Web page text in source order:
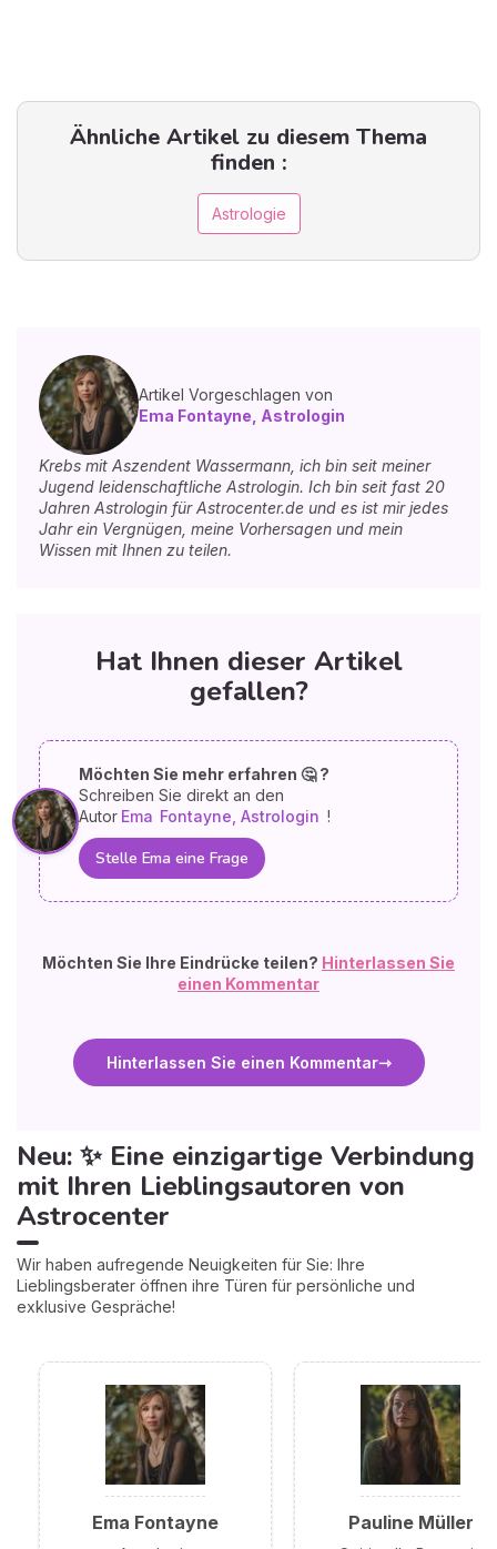
Ähnliche Artikel zu diesem Thema
finden :
Astrologie
Artikel Vorgeschlagen von
Ema Fontayne, Astrologin
Krebs mit Aszendent Wassermann, ich bin seit meiner
Jugend leidenschaftliche Astrologin. Ich bin seit fast 20
Jahren Astrologin für Astrocenter.de und es ist mir jedes
Jahr ein Vergnügen, meine Vorhersagen und mein
Wissen mit Ihnen zu teilen.
Hat Ihnen dieser Artikel
gefallen?
Möchten Sie mehr erfahren 🤔 ?
Schreiben Sie direkt an den
Autor Ema Fontayne, Astrologin !
Stelle Ema eine Frage
Möchten Sie Ihre Eindrücke teilen? Hinterlassen Sie
einen Kommentar
Hinterlassen Sie einen Kommentar
Neu: ✨ Eine einzigartige Verbindung
mit Ihren Lieblingsautoren von
Astrocenter
Wir haben aufregende Neuigkeiten für Sie: Ihre
Lieblingsberater öffnen ihre Türen für persönliche und
exklusive Gespräche!
Ema Fontayne Pauline Müller